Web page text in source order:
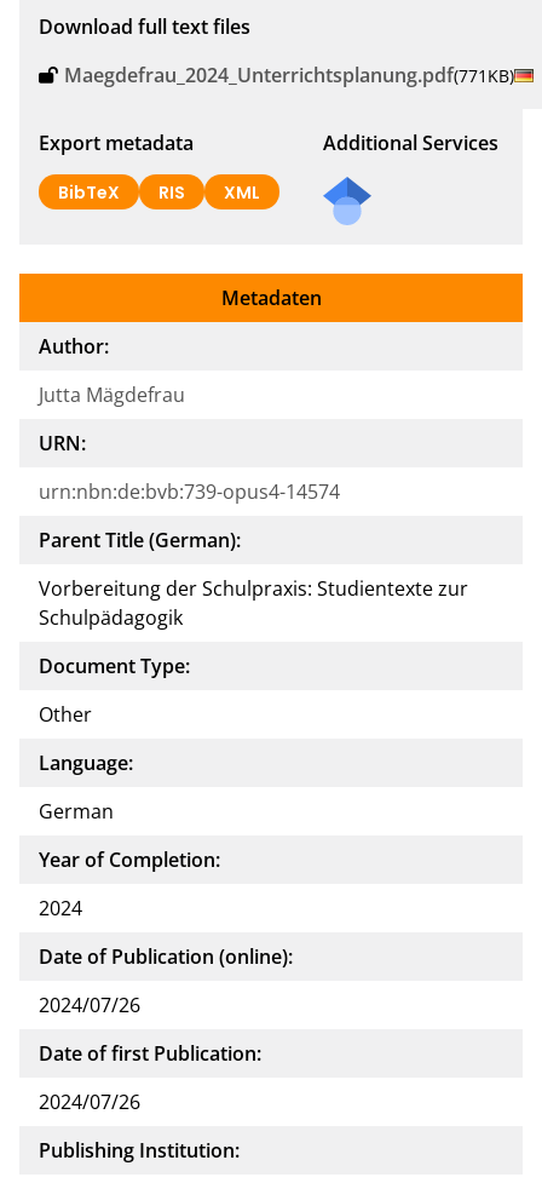
Download full text files
Maegdefrau_2024_Unterrichtsplanung.pdf(771KB)
Export metadata
BibTeX RIS XML
Additional Services
to
Metadaten
Author:
Jutta Mägdefrau
URN:
urn:nbn:de:bvb:739-opus4-14574
Parent Title (German):
Vorbereitung der Schulpraxis: Studientexte zur
Schulpädagogik
Document Type:
Other
Language:
German
Year of Completion:
2024
Date of Publication (online):
2024/07/26
Date of first Publication:
2024/07/26
Publishing Institution: